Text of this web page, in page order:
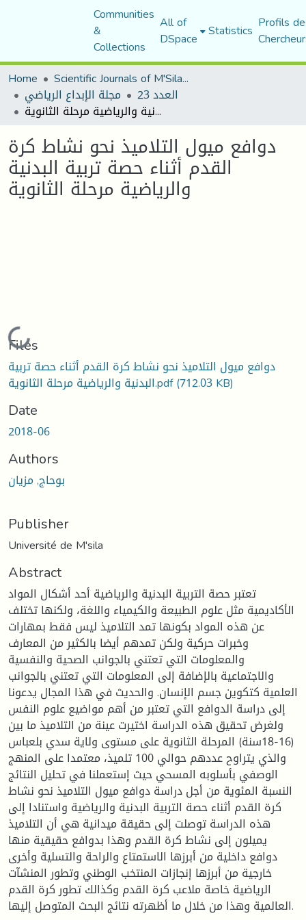
Communities
&
Collections
All of
DSpace Statistics Profils
Home
Scientific Journals of M'Sila University
مجلة الإبداع الرياضي العدد 23
دوافع ميول التلاميذ نحو نشاط كرة القدم أثناء حصة تربية البدنية والرياضية مرحلة الثانوية
دوافع ميول التلاميذ نحو نشاط كرة
القدم أثناء حصة تربية البدنية
والرياضية مرحلة الثانوية
Loading...
Files
دوافع ميول التلاميذ نحو نشاط كرة القدم أثناء حصة تربية
البدنية والرياضية مرحلة الثانوية.pdf(712.03 KB)
Date
2018-06
Authors
بوحاج, مزيان
Publisher
Université de M'sila
Abstract
تعتبر حصة التربية البدنية والرياضية أحد أشكال المواد
الأكاديمية مثل علوم الطبيعة والكيمياء واللغة، ولكنها تختلف
عن هذه المواد بكونها تمد التلاميذ ليس فقط بمهارات
وخبرات حركية ولكن تمدهم أيضا بالكثير من المعارف
والمعلومات التي تعتني بالجوانب الصحية والنفسية
والاجتماعية بالإضافة إلى المعلومات التي تعتني بالجوانب
العلمية كتكوين جسم الإنسان. والحديث في هذا المجال يدعونا
إلى دراسة الدوافع التي تعتبر من أهم مواضيع علوم النفس
ولغرض تحقيق هذه الدراسة اختيرت عينة من التلاميذ ما بين
(16-18سنة) المرحلة الثانوية على مستوى ولاية سدي بلعباس
والذي يتراوح عددهم حوالي 100 تلميذ، معتمدا على المنهج
الوصفي بأسلوبه المسحي حيث إستعملنا في تحليل النتائج
النسبة المئوية من أجل دراسة دوافع ميول التلاميذ نحو نشاط
كرة القدم أثناء حصة التربية البدنية والرياضية واستنادا إلى
هذه الدراسة توصلت إلى حقيقة ميدانية هي أن التلاميذ
يميلون إلى نشاط كرة القدم وهذا بدوافع حقيقية منها
دوافع داخلية من أبرزها الاستمتاع والراحة والتسلية وأخرى
خارجية من أبرزها إنجازات المنتخب الوطني وتطور المنشآت
الرياضية خاصة ملاعب كرة القدم وكذالك تطور كرة القدم
العالمية وهذا من خلال ما أظهرته نتائج البحث المتوصل إليها.